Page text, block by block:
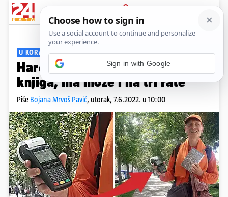
PRIJAVA
Viral Komentari
U KORAK S VREMENOM
Hare Kreditišna u Zagrebu: Evo
knjiga, ma može i na tri rate
Piše Bojana Mrvoš Pavić, utorak, 7.6.2022. u 10:00
Sign in with Google